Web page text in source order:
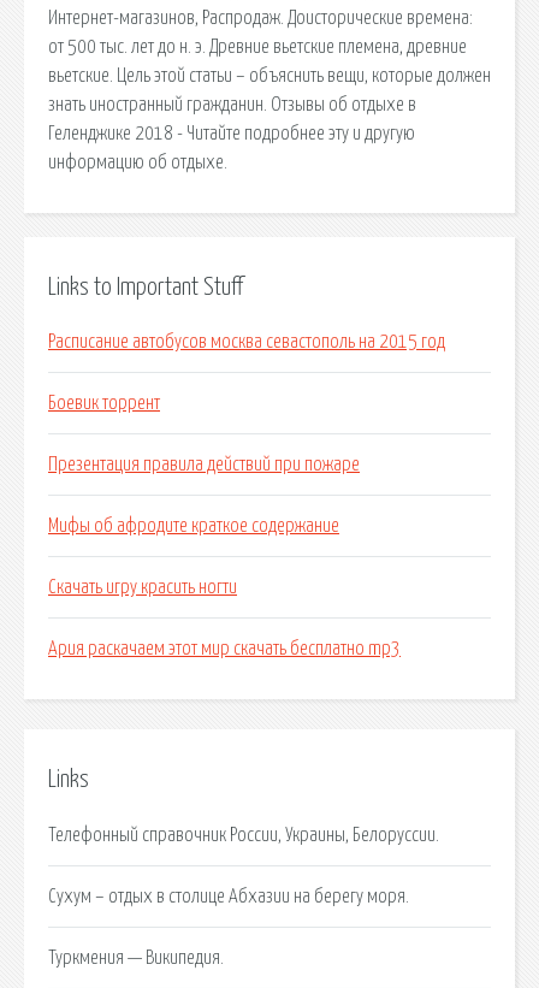
Интернет-магазинов, Распродаж. Доисторические времена:
от 500 тыс. лет до н. э. Древние вьетские племена, древние
вьетские. Цель этой статьи – объяснить вещи, которые должен
знать иностранный гражданин. Отзывы об отдыхе в
Геленджике 2018 - Читайте подробнее эту и другую
информацию об отдыхе.
Links to Important Stuff
Расписание автобусов москва севастополь на 2015 год
Боевик торрент
Презентация правила действий при пожаре
Мифы об афродите краткое содержание
Скачать игру красить ногти
Ария раскачаем этот мир скачать бесплатно mp3
Links
Телефонный справочник России, Украины, Белоруссии.
Сухум – отдых в столице Абхазии на берегу моря.
Туркмения — Википедия.